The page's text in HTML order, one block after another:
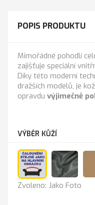
POPIS PRODUKTU
Mimořádné pohodlí
zajišťuje speciální
Díky této moderní
dražších modelů, je
opravdu výjimečně
VÝBĚR KŮŽÍ
Jako
Zvoleno: Jako Foto